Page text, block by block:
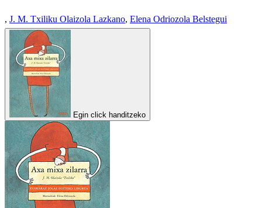
, J. M. Txiliku Olaizola Lazkano, Elena Odriozola Belstegui
Egin click handitzeko